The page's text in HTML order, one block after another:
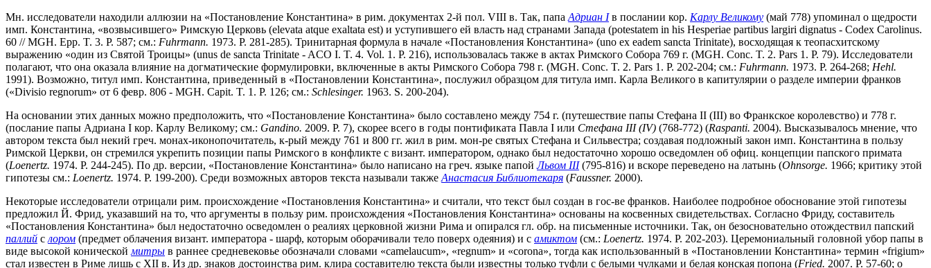
Мн. исследователи находили аллюзии на «Постановление Константина» в рим. документах 2-й пол. VIII в. Так, папа Адриан Iв послании кор. Карлу Великому (май 778) упоминал о щедрости
имп. Константина, «возвысившего» Римскую Церковь (elevata atque exaltata est) и уступившего ей власть над странами Запада (potestatem in his Hesperiae partibus largiri dignatus - Codex Carolinus.
60 // MGH. Epp. T. 3. P. 587; см.: Fuhrmann. 1973. P. 281-285). Тринитарная формула в начале «Постановления Константина» (uno ex eadem sancta Trinitate), восходящая к теопасхитскому
выражению «один из Святой Троицы» (unus de sancta Trinitate - ACO I. T. 4. Vol. 1. P. 216), использовалась также в актах Римского Собора 769 г. (MGH. Conc. T. 2. Pars 1. P. 79). Исследователи
полагают, что она оказала влияние на догматические формулировки, включенные в акты Римского Собора 798 г. (MGH. Conc. T. 2. Pars 1. P. 202-204; см.: Fuhrmann. 1973. P. 264-268; Hehl.
1991). Возможно, титул имп. Константина, приведенный в «Постановлении Константина», послужил образцом для титула имп. Карла Великого в капитулярии о разделе империи франков
(«Divisio regnorum» от 6 февр. 806 - MGH. Capit. T. 1. P. 126; см.: Schlesinger. 1963. S. 200-204).
На основании этих данных можно предположить, что «Постановление Константина» было составлено между 754 г. (путешествие папы Стефана II (III) во Франкское королевство) и 778 г.
(послание папы Адриана I кор. Карлу Великому; см.: Gandino. 2009. P. 7), скорее всего в годы понтификата Павла I или Стефана III (IV) (768-772) (Raspanti. 2004). Высказывалось мнение, что
автором текста был некий греч. монах-иконопочитатель, к-рый между 761 и 800 гг. жил в рим. мон-ре святых Стефана и Сильвестра; создавая подложный закон имп. Константина в пользу
Римской Церкви, он стремился укрепить позиции папы Римского в конфликте с визант. императором, однако был недостаточно хорошо осведомлен об офиц. концепции папского примата
(Loenertz. 1974. P. 244-245). По др. версии, «Постановление Константина» было написано на греч. языке папойЛьвом III(795-816) и вскоре переведено на латынь (Ohnsorge. 1966; критику этой
гипотезы см.: Loenertz. 1974. P. 199-200). Среди возможных авторов текста называли также Анастасия Библиотекаря (Faussner. 2000).
Некоторые исследователи отрицали рим. происхождение «Постановления Константина» и считали, что текст был создан в гос-ве франков. Наиболее подробное обоснование этой гипотезы
предложил Й. Фрид, указавший на то, что аргументы в пользу рим. происхождения «Постановления Константина» основаны на косвенных свидетельствах. Согласно Фриду, составитель
«Постановления Константина» был недостаточно осведомлен о реалиях церковной жизни Рима и опирался гл. обр. на письменные источники. Так, он безосновательно отождествил папский
паллий с лором (предмет облачения визант. императора - шарф, которым оборачивали тело поверх одеяния) и с амиктом (см.: Loenertz. 1974. P. 202-203). Церемониальный головной убор папы в
виде высокой конической митры в раннее средневековье обозначали словами «camelaucum», «regnum» и «corona», тогда как использованный в «Постановлении Константина» термин «frigium»
стал известен в Риме лишь с XII в. Из др. знаков достоинства рим. клира составителю текста были известны только туфли с белыми чулками и белая конская попона (Fried. 2007. P. 57-60; о